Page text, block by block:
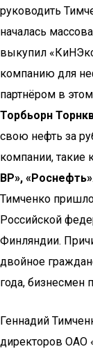
руководить
началась
выкупил
компанию для
партнёром в
Торбьорн
свою нефть за
компании, такие
ВР», «Роснефть»
Тимченко
Российской
Финляндии.
двойное
года, бизнесмен
Геннадий
директоров ОАО